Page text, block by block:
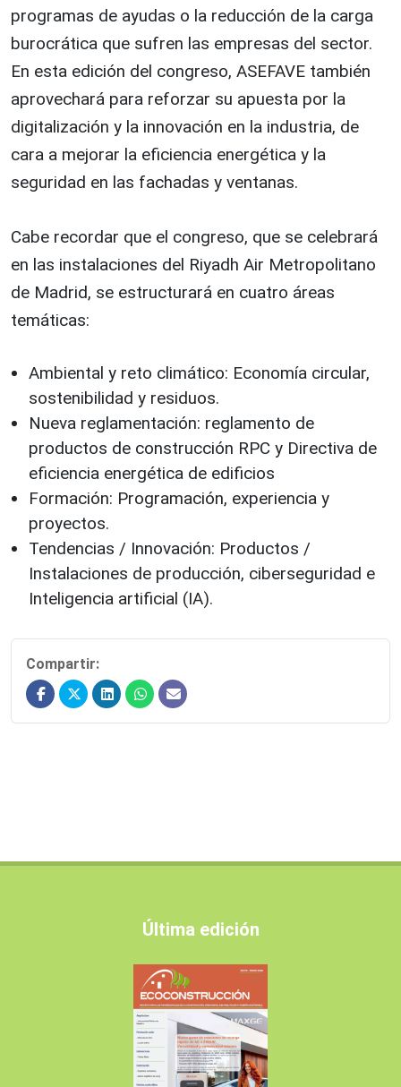
programas de ayudas o la reducción de la carga
burocrática que sufren las empresas del sector.
En esta edición del congreso, ASEFAVE también
aprovechará para reforzar su apuesta por la
digitalización y la innovación en la industria, de
cara a mejorar la eficiencia energética y la
seguridad en las fachadas y ventanas.
Cabe recordar que el congreso, que se celebrará
en las instalaciones del Riyadh Air Metropolitano
de Madrid, se estructurará en cuatro áreas
temáticas:
Ambiental y reto climático: Economía circular,
sostenibilidad y residuos.
Nueva reglamentación: reglamento de
productos de construcción RPC y Directiva de
eficiencia energética de edificios
Formación: Programación, experiencia y
proyectos.
Tendencias / Innovación: Productos /
Instalaciones de producción, ciberseguridad e
Inteligencia artificial (IA).
Compartir:
Última edición